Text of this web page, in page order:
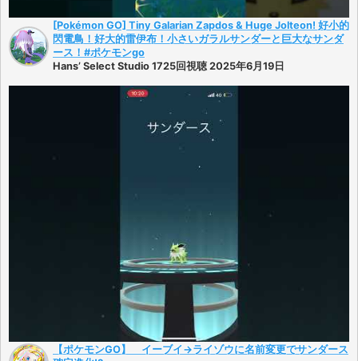
[Pokémon GO] Tiny Galarian Zapdos & Huge Jolteon! 好小的
閃電鳥！好大的雷伊布！小さいガラルサンダーと巨大なサンダ
ース！#ポケモンgo
Hans’ Select Studio 1725回視聴 2025年6月19日
【ポケモンGO】 イーブイ→ライゾウに名前変更でサンダース